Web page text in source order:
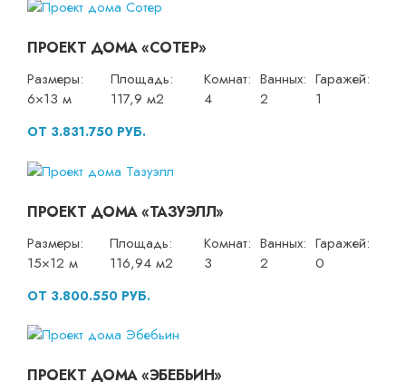
ПРОЕКТ ДОМА «СОТЕР»
Размеры:
6×13 м
Площадь:
117,9 м2
Комнат:
4
Ванных:
2
Гаражей:
1
ОТ 3.831.750 РУБ.
ПРОЕКТ ДОМА «ТАЗУЭЛЛ»
Размеры:
15×12 м
Площадь:
116,94 м2
Комнат:
3
Ванных:
2
Гаражей:
0
ОТ 3.800.550 РУБ.
ПРОЕКТ ДОМА «ЭБЕБЬИН»